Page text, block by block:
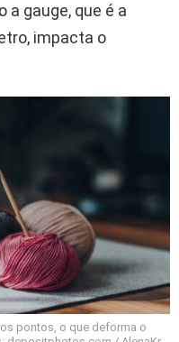
a gauge, que é a
impacta o
pontos, o que deforma o